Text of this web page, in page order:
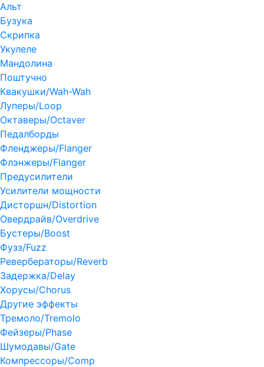
Альт
Бузука
Скрипка
Укулеле
Мандолина
Поштучно
Квакушки/Wah-Wah
Луперы/Loop
Октаверы/Octaver
Педалборды
Фленджеры/Flanger
Флэнжеры/Flanger
Предусилители
Усилители мощности
Дисторшн/Distortion
Овердрайв/Overdrive
Бустеры/Boost
Фузз/Fuzz
Ревербераторы/Reverb
Задержка/Delay
Хорусы/Chorus
Другие эффекты
Тремоло/Tremolo
Фейзеры/Phase
Шумодавы/Gate
Компрессоры/Comp